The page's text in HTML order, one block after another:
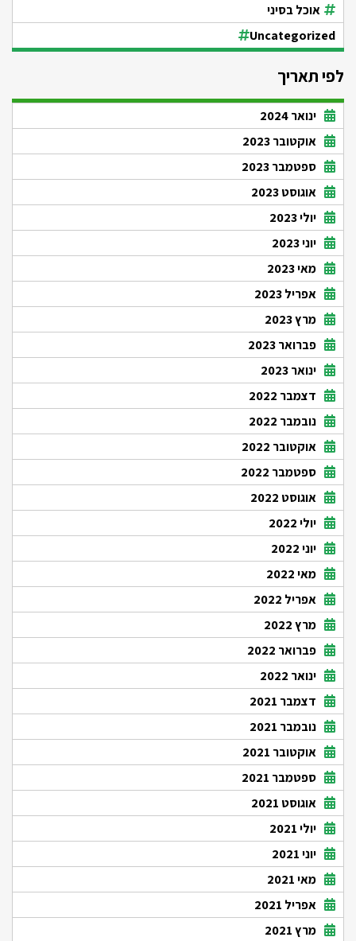
אוכל בסיני
Uncategorized
לפי תאריך
ינואר 2024
אוקטובר 2023
ספטמבר 2023
אוגוסט 2023
יולי 2023
יוני 2023
מאי 2023
אפריל 2023
מרץ 2023
פברואר 2023
ינואר 2023
דצמבר 2022
נובמבר 2022
אוקטובר 2022
ספטמבר 2022
אוגוסט 2022
יולי 2022
יוני 2022
מאי 2022
אפריל 2022
מרץ 2022
פברואר 2022
ינואר 2022
דצמבר 2021
נובמבר 2021
אוקטובר 2021
ספטמבר 2021
אוגוסט 2021
יולי 2021
יוני 2021
מאי 2021
אפריל 2021
מרץ 2021